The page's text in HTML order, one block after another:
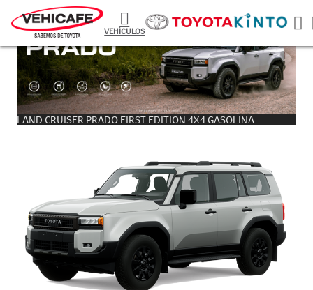
VEHÍCULOS
LAND CRUISER PRADO FIRST EDITION 4X4 GASOLINA